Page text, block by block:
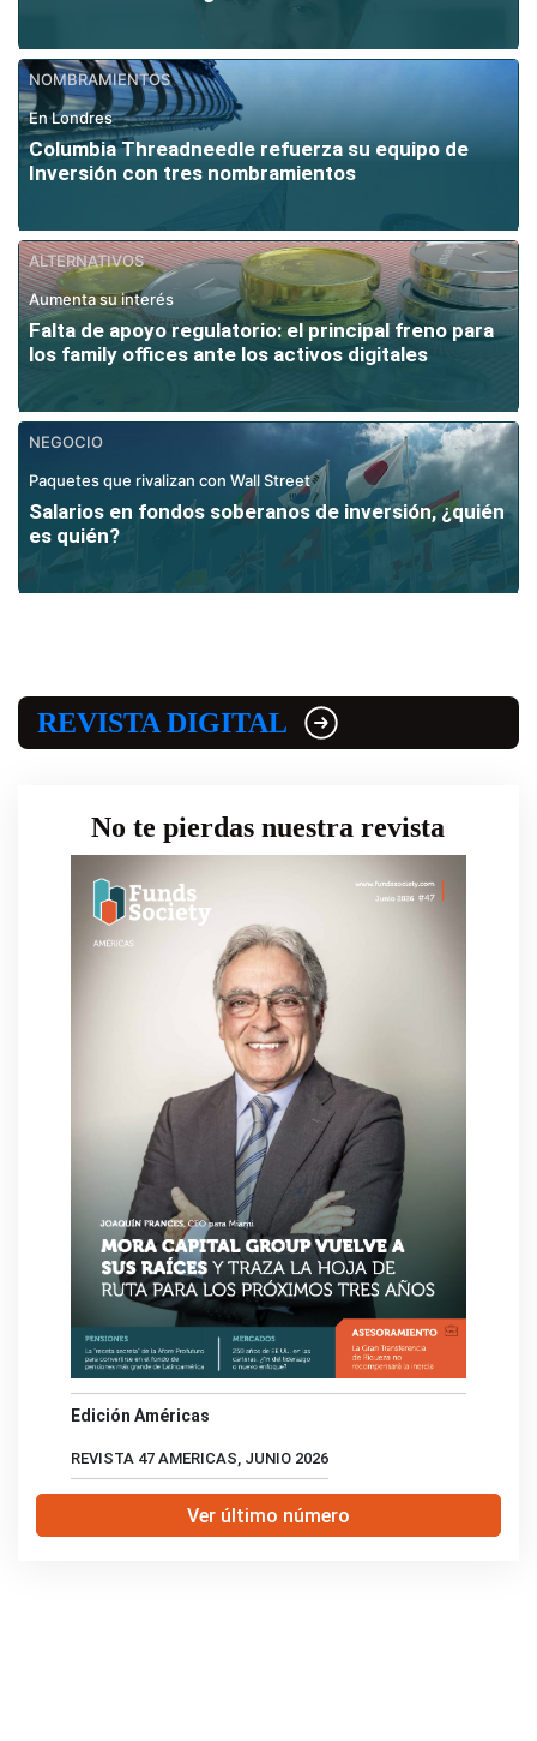
NOMBRAMIENTOS
En Londres
Columbia Threadneedle refuerza su equipo de
Inversión con tres nombramientos
ALTERNATIVOS
Aumenta su interés
Falta de apoyo regulatorio: el principal freno para
los family offices ante los activos digitales
NEGOCIO
Paquetes que rivalizan con Wall Street
Salarios en fondos soberanos de inversión, ¿quién
es quién?
REVISTA DIGITAL
No te pierdas nuestra revista
Edición Américas
REVISTA 47 AMERICAS, JUNIO 2026
Ver último número